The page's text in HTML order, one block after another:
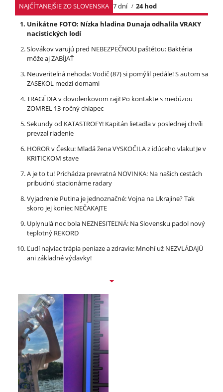
NAJČÍTANEJŠIE ZO SLOVENSKA 7 dní
24 hod
Unikátne FOTO: Nízka hladina Dunaja odhalila VRAKY
nacistických lodí
Slovákov varujú pred NEBEZPEČNOU paštétou: Baktéria
môže aj ZABÍJAŤ
Neuveriteľná nehoda: Vodič (87) si pomýlil pedále! S autom sa
ZASEKOL medzi domami
TRAGÉDIA v dovolenkovom raji! Po kontakte s medúzou
ZOMREL 13-ročný chlapec
Sekundy od KATASTROFY! Kapitán lietadla v poslednej chvíli
prevzal riadenie
HOROR v Česku: Mladá žena VYSKOČILA z idúceho vlaku! Je v
KRITICKOM stave
A je to tu! Prichádza prevratná NOVINKA: Na našich cestách
pribudnú stacionárne radary
Vyjadrenie Putina je jednoznačné: Vojna na Ukrajine? Tak
skoro jej koniec NEČAKAJTE
Uplynulá noc bola NEZNESITEĽNÁ: Na Slovensku padol nový
teplotný REKORD
Ľudí najviac trápia peniaze a zdravie: Mnohí už NEZVLÁDAJÚ
ani základné výdavky!